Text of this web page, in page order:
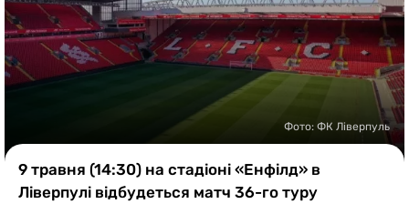
Букмекери
Казино
Фото: ФК Ліверпуль
9 травня (14:30) на стадіоні «Енфілд» в
Ліверпулі відбудеться матч 36-го туру